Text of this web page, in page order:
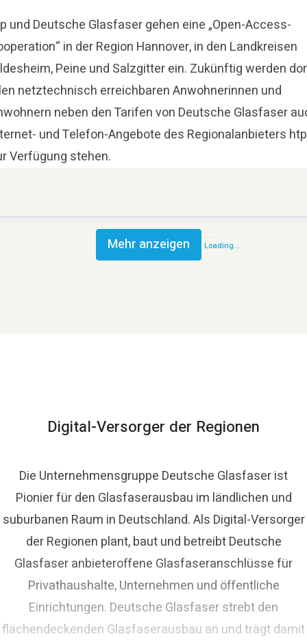
und Deutsche Glasfaser gehen eine „Open-Access-
in der Region Hannover, in den Landkreisen
Peine und Salzgitter ein. Zukünftig werden
netztechnisch erreichbaren Anwohnerinnen und
neben den Tarifen von Deutsche Glasfaser
und Telefon-Angebote des Regionalanbieters htp
Verfügung stehen.
Mehr anzeigen Loading...
Digital-Versorger der Regionen
Die Unternehmensgruppe Deutsche Glasfaser ist
Pionier für den Glasfaserausbau im ländlichen und
suburbanen Raum in Deutschland. Als Digital-Versorger
der Regionen plant, baut und betreibt Deutsche
Glasfaser anbieteroffene Glasfaseranschlüsse für
Privathaushalte, Unternehmen und öffentliche
Einrichtungen. Deutsche Glasfaser strebt den
flächendeckenden Glasfaserausbau an und trägt damit